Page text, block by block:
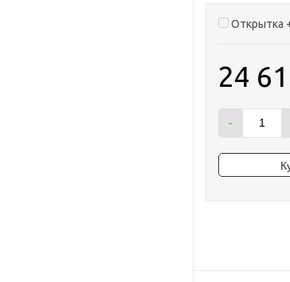
Открытка
24
-